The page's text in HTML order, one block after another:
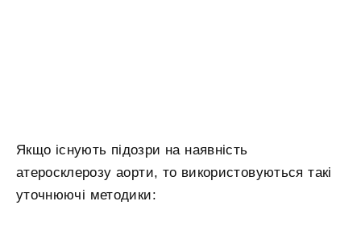
Якщо існують підозри на наявність
атеросклерозу аорти, то використовуються такі
уточнюючі методики: